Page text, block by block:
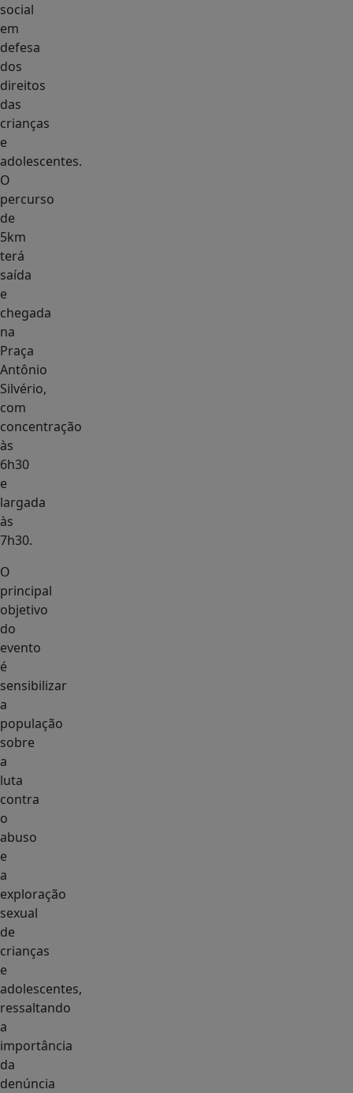
social
em
defesa
dos
direitos
das
crianças
e
adolescentes.
O
percurso
de
5km
terá
saída
e
chegada
na
Praça
Antônio
Silvério,
com
concentração
às
6h30
e
largada
às
7h30.
O
principal
objetivo
do
evento
é
sensibilizar
a
população
sobre
a
luta
contra
o
abuso
e
a
exploração
sexual
de
crianças
e
adolescentes,
ressaltando
a
importância
da
denúncia